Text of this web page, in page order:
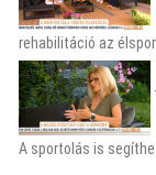
rehabilitáció az
A sportolás is